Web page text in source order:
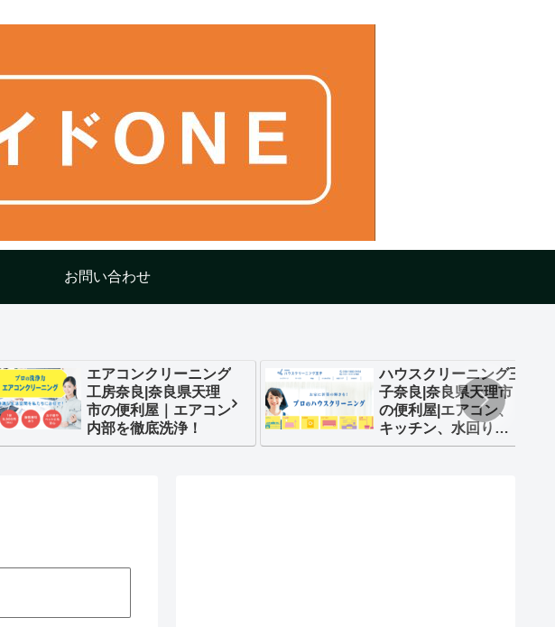
お問い合わせ
エアコンクリーニング
工房奈良|奈良県天理
市の便利屋｜エアコン
内部を徹底洗浄！
ハウスクリーニング王
子奈良|奈良県天理市
の便利屋|エアコン、
キッチン、水回り
等